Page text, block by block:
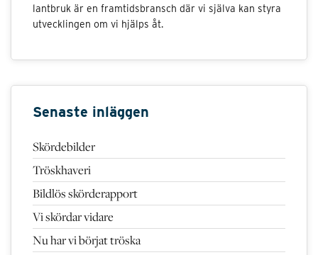
lantbruk är en framtidsbransch där vi själva kan styra
utvecklingen om vi hjälps åt.
Senaste inläggen
Skördebilder
Tröskhaveri
Bildlös skörderapport
Vi skördar vidare
Nu har vi börjat tröska